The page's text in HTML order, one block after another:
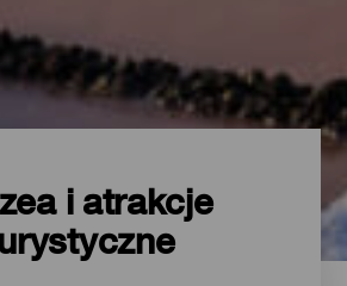
i atrakcje